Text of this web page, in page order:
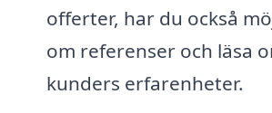
offerter, har du också
om referenser och läsa
kunders erfarenheter.